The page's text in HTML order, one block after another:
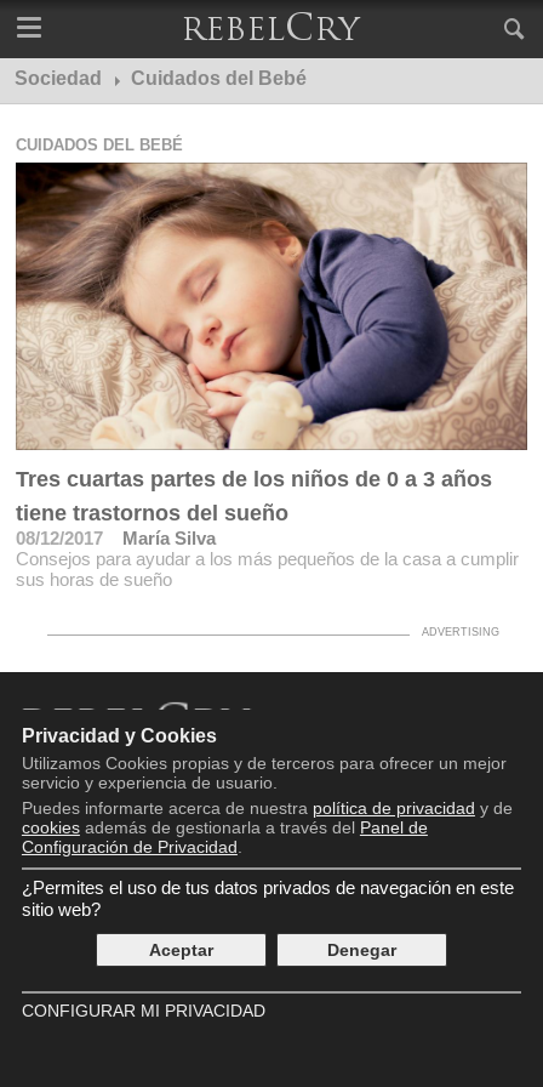
Sociedad Cuidados del Bebé
CUIDADOS DEL BEBÉ
Tres cuartas partes de los niños de 0 a 3 años
tiene trastornos del sueño
08/12/2017
María Silva
Consejos para ayudar a los más pequeños de la casa a cumplir
sus horas de sueño
Copyright © 2016 - 2026
Aviso legal
Política de privacidad
Política de cookies
Panel de Control de Privacidad
Contácto
Privacidad y Cookies
Utilizamos Cookies propias y de terceros para ofrecer un mejor
servicio y experiencia de usuario.
Puedes informarte acerca de nuestra política de privacidad y de
cookiesademás de gestionarla a través del Panel de
Configuración de Privacidad
¿Permites el uso de tus datos privados de navegación en este
sitio web?
Aceptar Denegar
CONFIGURAR MI PRIVACIDAD